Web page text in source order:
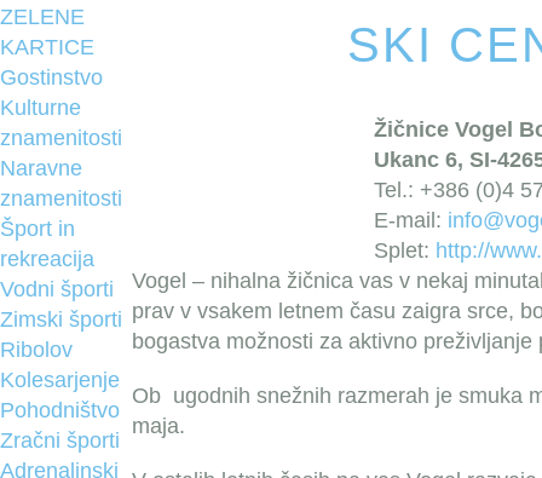
ZELENE
KARTICE
Gostinstvo
Kulturne
znamenitosti
Naravne
znamenitosti
Šport in
rekreacija
Vodni športi
Zimski športi
Ribolov
Kolesarjenje
Pohodništvo
Zračni športi
Adrenalinski
SKI
Žičnice Vogel
Ukanc 6, SI-
Tel.: +386 (0)4
E-mail:
Splet: http://
Vogel – nihalna žičnica vas v nekaj
prav v vsakem letnem času zaigra srce,
bogastva možnosti za aktivno
Ob ugodnih snežnih razmerah je smuka
maja.